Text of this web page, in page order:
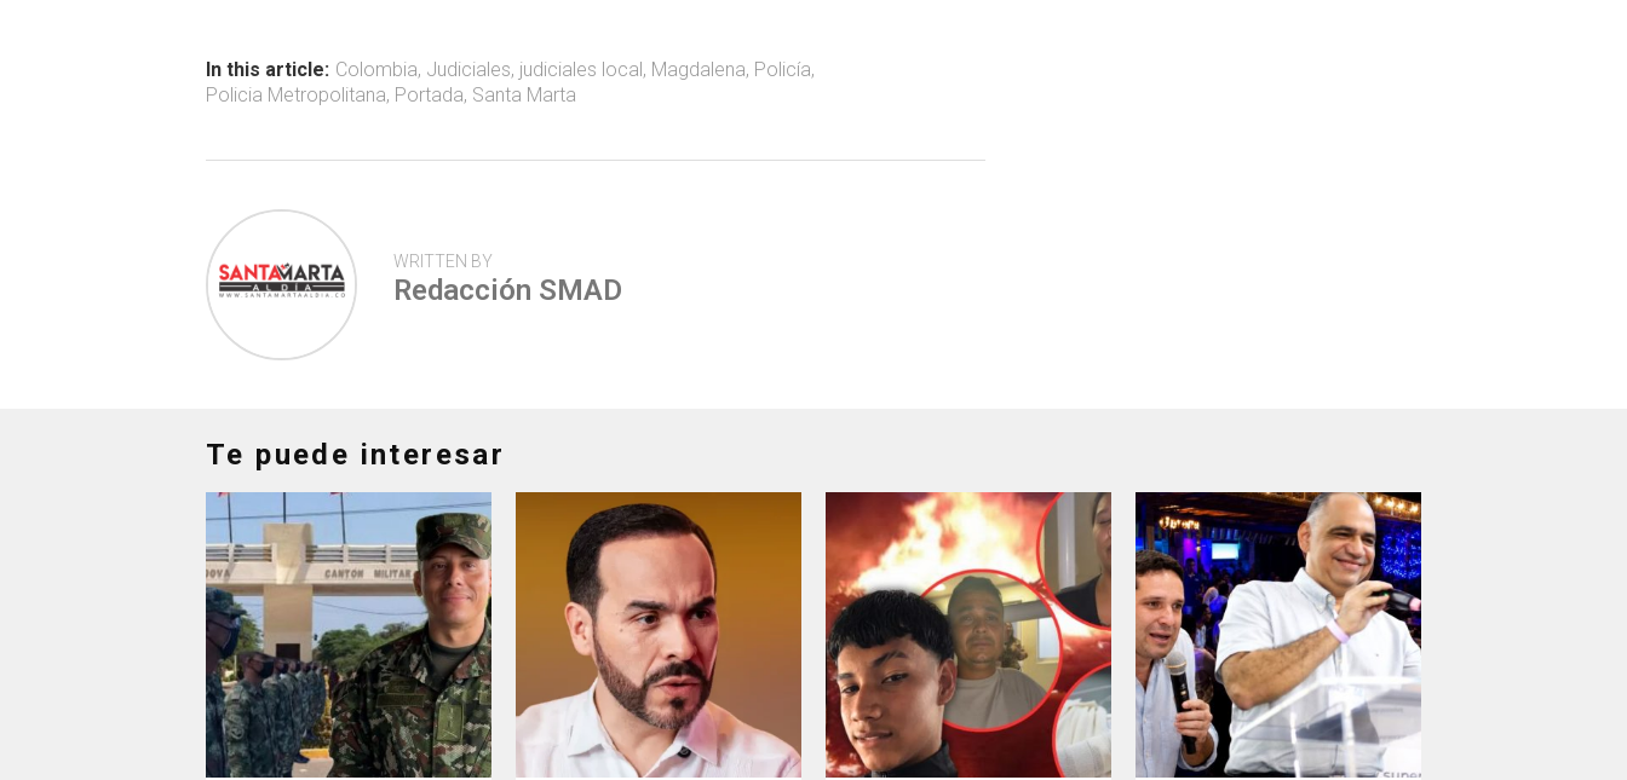
ok p
p
tir
In this article: Colombia, Judiciales, judiciales local , Magdalena, Policía,
Policia Metropolitana, Portada, Santa Marta
WRITTEN BY
Redacción SMAD
Te puede interesar